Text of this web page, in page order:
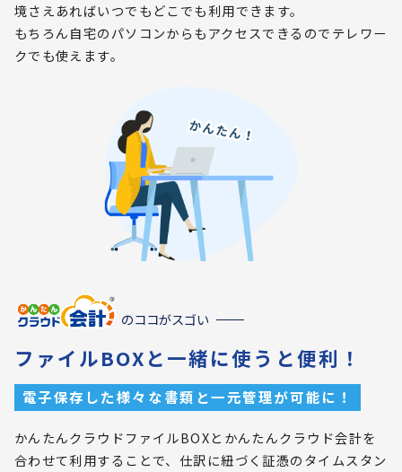
境さえあればいつでもどこでも利用できます。
もちろん自宅のパソコンからもアクセスできるのでテレワー
クでも使えます。
のココがスゴい
ファイルBOXと一緒に使うと便利！
電子保存した様々な書類と一元管理が可能に！
かんたんクラウドファイルBOXとかんたんクラウド会計を
合わせて利用することで、仕訳に紐づく証憑のタイムスタン